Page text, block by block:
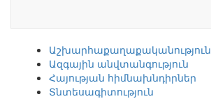
Աշխարհաքաղաքականություն
Ազգային անվտանգություն
Հայության հիմնախնդիրներ
Տնտեսագիտություն